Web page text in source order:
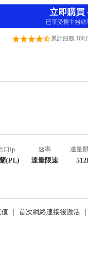
立即購買
已享受博主粉
累計服務
口ip
(PL)
速率
達量限速
達量
｜ 首次網絡連接後激活